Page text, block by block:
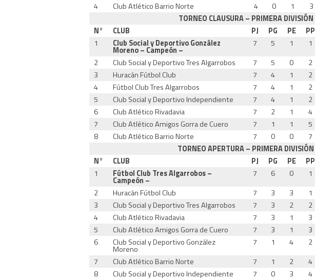
4
Club Atlético Barrio Norte 4 0 1 3
TORNEO CLAUSURA – PRIMERA DIVISIÓN
N°
CLUB PJ PG PE PP
1
Club Social y Deportivo González
Moreno – Campeón –
7 5 1 1
2
Club Social y Deportivo Tres Algarrobos 7 5 0 2
3
Huracán Fútbol Club 7 4 1 2
4
Fútbol Club Tres Algarrobos 7 4 1 2
5
Club Social y Deportivo Independiente 7 4 1 2
6
Club Atlético Rivadavia 7 2 1 4
7
Club Atlético Amigos Gorra de Cuero 7 1 1 5
8
Club Atlético Barrio Norte 7 0 0 7
TORNEO APERTURA – PRIMERA DIVISIÓN
N°
CLUB PJ PG PE PP
1
Fútbol Club Tres Algarrobos –
Campeón –
7 6 0 1
2
Huracán Fútbol Club 7 3 3 1
3
Club Social y Deportivo Tres Algarrobos 7 3 2 2
4
Club Atlético Rivadavia 7 3 1 3
5
Club Atlético Amigos Gorra de Cuero 7 3 1 3
6
Club Social y Deportivo González
Moreno
7 1 4 2
7
Club Atlético Barrio Norte 7 1 2 4
8
Club Social y Deportivo Independiente 7 0 3 4